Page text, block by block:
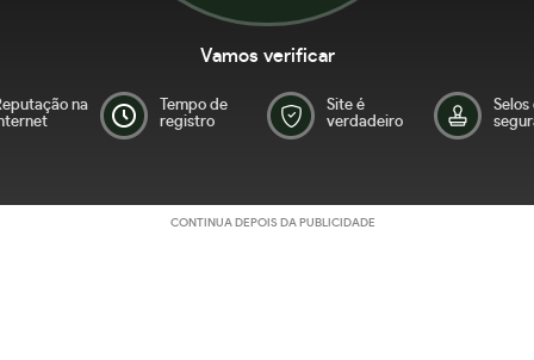
Vamos verificar
na
Tempo de
registro
Site é
verdadeiro
Selos
CONTINUA DEPOIS DA PUBLICIDADE